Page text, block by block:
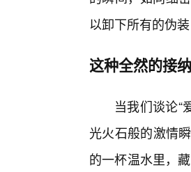
以卸下所有的伪
这种全然的接
当我们谈论“
光火石般的激情
的一杯温水里，